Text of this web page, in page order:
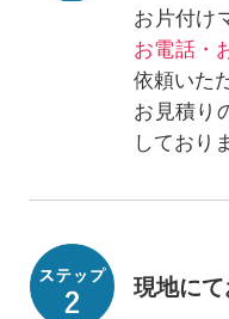
お片付け
お電話・
依頼いた
お見積り
しており
現地に